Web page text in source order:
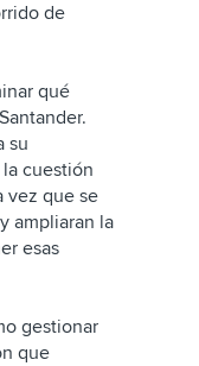
de
qué
su
cuestión
vez que se
ampliaran la
esas
gestionar
que